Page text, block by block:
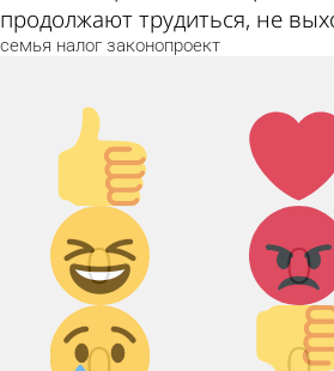
продолжают трудиться, не
семья налог законопроект
Палец
вверх!
0
Лайк!
0
Дикий
смех!
Грусть :(
Палец
вниз!